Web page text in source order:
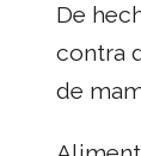
De
contra
de